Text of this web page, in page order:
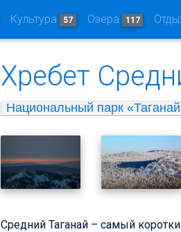
Культура 57 Озера 117
Хребет
Национальный парк
Средний Таганай – самый